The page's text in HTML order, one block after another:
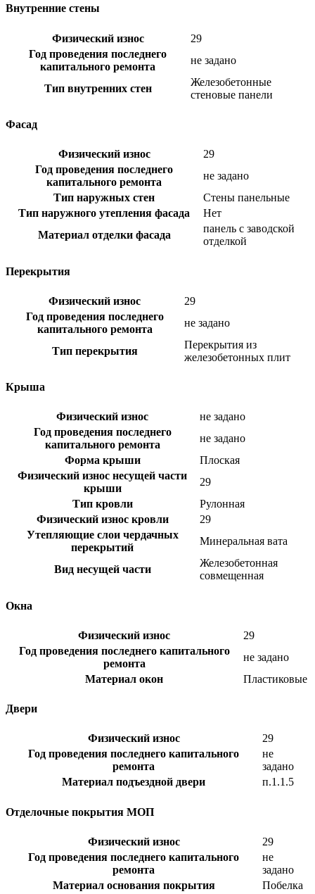
Внутренние стены
Физический износ
29
Год проведения последнего
капитального ремонта
не задано
Тип внутренних стен
Железобетонные
стеновые панели
Фасад
Физический износ
29
Год проведения последнего
капитального ремонта
не задано
Тип наружных стен
Стены панельные
Тип наружного утепления фасада
Нет
Материал отделки фасада
панель с заводской
отделкой
Перекрытия
Физический износ
29
Год проведения последнего
капитального ремонта
не задано
Тип перекрытия
Перекрытия из
железобетонных плит
Крыша
Физический износ
не задано
Год проведения последнего
капитального ремонта
не задано
Форма крыши
Плоская
Физический износ несущей части
крыши
29
Тип кровли
Рулонная
Физический износ кровли
29
Утепляющие слои чердачных
перекрытий
Минеральная вата
Вид несущей части
Железобетонная
совмещенная
Окна
Физический износ
29
Год проведения последнего капитального
ремонта
не задано
Материал окон
Пластиковые
Двери
Физический износ
29
Год проведения последнего капитального
ремонта
не
задано
Материал подъездной двери
п.1.1.5
Отделочные покрытия МОП
Физический износ
29
Год проведения последнего капитального
ремонта
не
задано
Материал основания покрытия
Побелка